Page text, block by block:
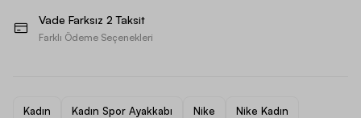
Vade Farksız 2 Taksit
Farklı Ödeme Seçenekleri
Kadın Kadın Spor Ayakkabı Nike Nike Kadın